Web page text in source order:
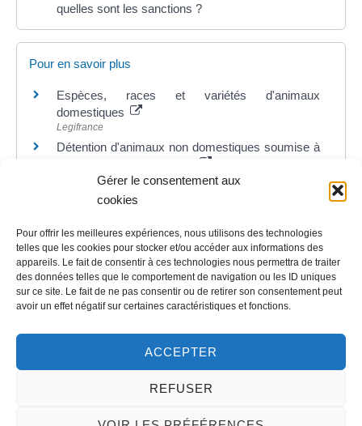
Gérer le consentement aux
cookies
Pour offrir les meilleures expériences, nous utilisons des technologies
telles que les cookies pour stocker et/ou accéder aux informations des
appareils. Le fait de consentir à ces technologies nous permettra de traiter
des données telles que le comportement de navigation ou les ID uniques
sur ce site. Le fait de ne pas consentir ou de retirer son consentement peut
avoir un effet négatif sur certaines caractéristiques et fonctions.
ACCEPTER
REFUSER
Contact
LA MAIRIE
45130 – Meung-sur-Loire
quelles sont les sanctions ?
Pour en savoir plus
Espèces, races et variétés d'animaux
domestiques
Legifrance
Détention d'animaux non domestiques soumise à
Legifrance
©Direction de l'information légale et administrative